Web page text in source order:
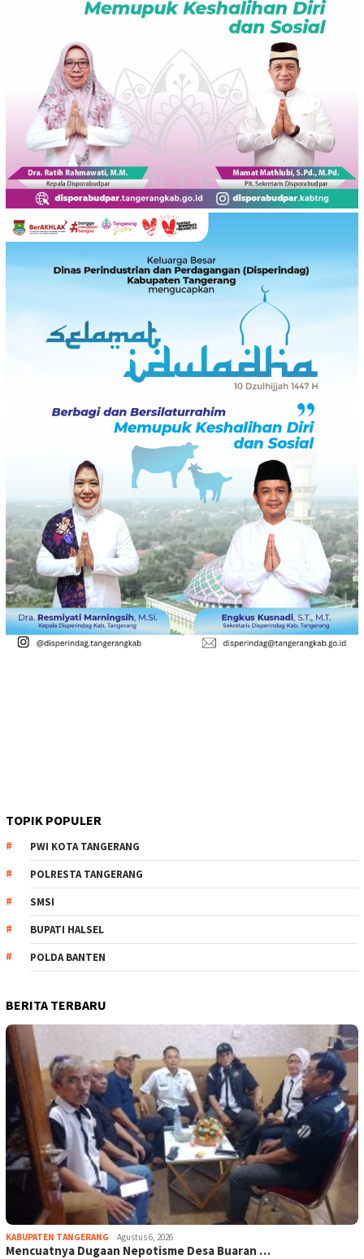
TOPIK POPULER
PWI KOTA TANGERANG
POLRESTA TANGERANG
SMSI
BUPATI HALSEL
POLDA BANTEN
BERITA TERBARU
KABUPATEN TANGERANG Agustus 6, 2026
Mencuatnya Dugaan Nepotisme Desa Buaran …